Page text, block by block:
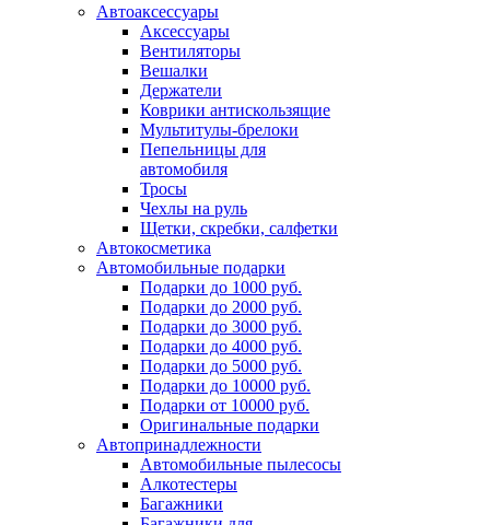
Автоаксессуары
Аксессуары
Вентиляторы
Вешалки
Держатели
Коврики антискользящие
Мультитулы-брелоки
Пепельницы для
автомобиля
Тросы
Чехлы на руль
Щетки, скребки, салфетки
Автокосметика
Автомобильные подарки
Подарки до 1000 руб.
Подарки до 2000 руб.
Подарки до 3000 руб.
Подарки до 4000 руб.
Подарки до 5000 руб.
Подарки до 10000 руб.
Подарки от 10000 руб.
Оригинальные подарки
Автопринадлежности
Автомобильные пылесосы
Алкотестеры
Багажники